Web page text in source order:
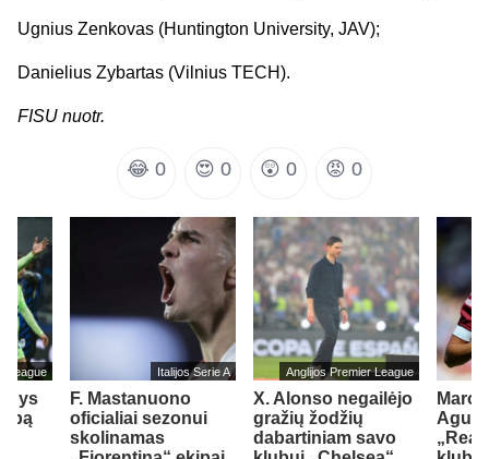
Ugnius Zenkovas (Huntington University, JAV);
Danielius Zybartas (Vilnius TECH).
FISU nuotr.
😂 0 😍 0 😲 0 😡 0
League Italijos Serie A
F. Mastanuono
oficialiai sezonui
skolinamas
Anglijos Premier League
X. Alonso negailėjo
gražių žodžių
dabartiniam savo
„Real